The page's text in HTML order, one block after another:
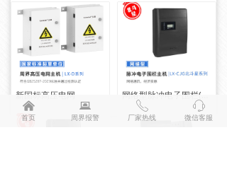
新国标高压电网
낀
首页
뀵
周界报警
ꂅ
厂家热线
ꁱ
微信客服